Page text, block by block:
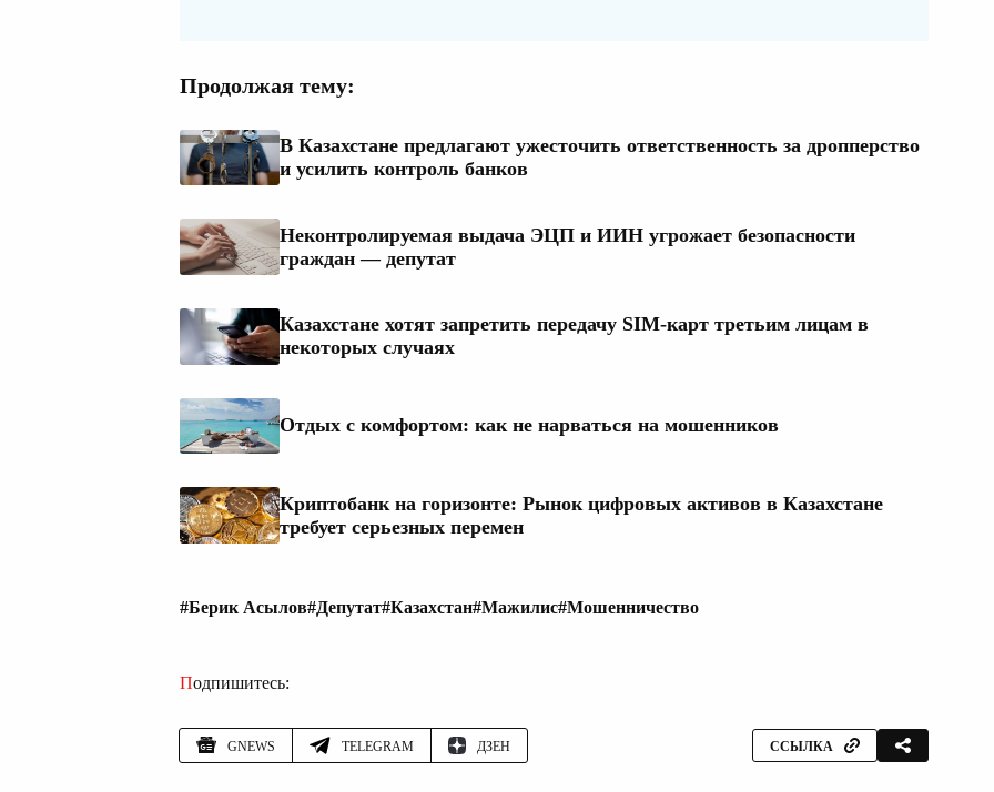
Продолжая тему:
В Казахстане предлагают ужесточить ответственность за дропперство
и усилить контроль банков
Неконтролируемая выдача ЭЦП и ИИН угрожает безопасности
граждан — депутат
Казахстане хотят запретить передачу SIM-карт третьим лицам в
некоторых случаях
Отдых с комфортом: как не нарваться на мошенников
Криптобанк на горизонте: Рынок цифровых активов в Казахстане
требует серьезных перемен
#Берик Асылов#Депутат#Казахстан#Мажилис#Мошенничество
Подпишитесь:
GNEWS TELEGRAM ДЗЕН ССЫЛКА